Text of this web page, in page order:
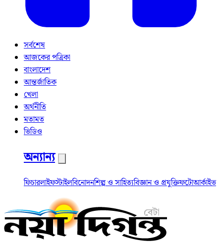
সর্বশেষ
আজকের পত্রিকা
বাংলাদেশ
আন্তর্জাতিক
খেলা
অর্থনীতি
মতামত
ভিডিও
অন্যান্য
ফিচারলাইফস্টাইলবিনোদনশিল্প ও সাহিত্যবিজ্ঞান ও প্রযুক্তিফটোআর্কাইভ